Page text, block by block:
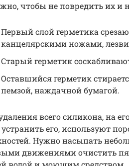
чтобы не повредить их и
Первый слой герметика
канцелярскими ножами,
Старый герметик
Оставшийся герметик
пемзой, наждачной бумагой.
всего силикона, на
его, используют
Нужно насыпать
движениями очистить